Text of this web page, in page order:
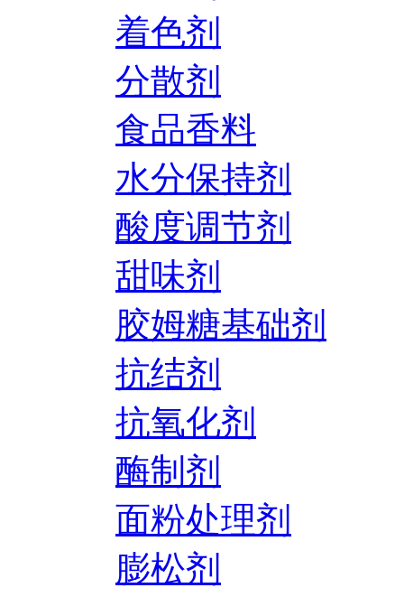
着色剂
分散剂
食品香料
水分保持剂
酸度调节剂
甜味剂
胶姆糖基础剂
抗结剂
抗氧化剂
酶制剂
面粉处理剂
膨松剂